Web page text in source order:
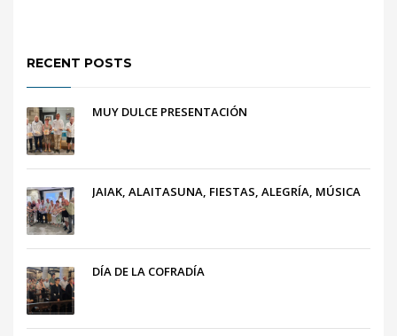
RECENT POSTS
MUY DULCE PRESENTACIÓN
JAIAK, ALAITASUNA, FIESTAS, ALEGRÍA, MÚSICA
DÍA DE LA COFRADÍA